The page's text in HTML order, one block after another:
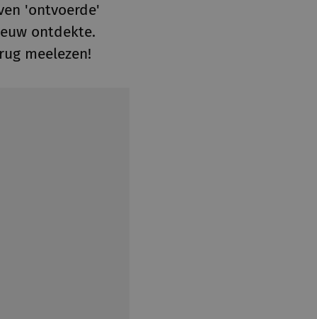
'ontvoerde'
ontdekte.
meelezen!